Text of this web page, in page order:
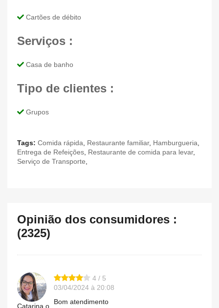
Cartões de débito
Serviços :
Casa de banho
Tipo de clientes :
Grupos
Tags: Comida rápida Restaurante familiar, Hamburgueria
Entrega de Refeições Restaurante de comida para levar,
Serviço de Transporte
Opinião dos consumidores :
(2325)
Catarina.o
4 / 5
03/04/2024 à 20:08
Bom atendimento